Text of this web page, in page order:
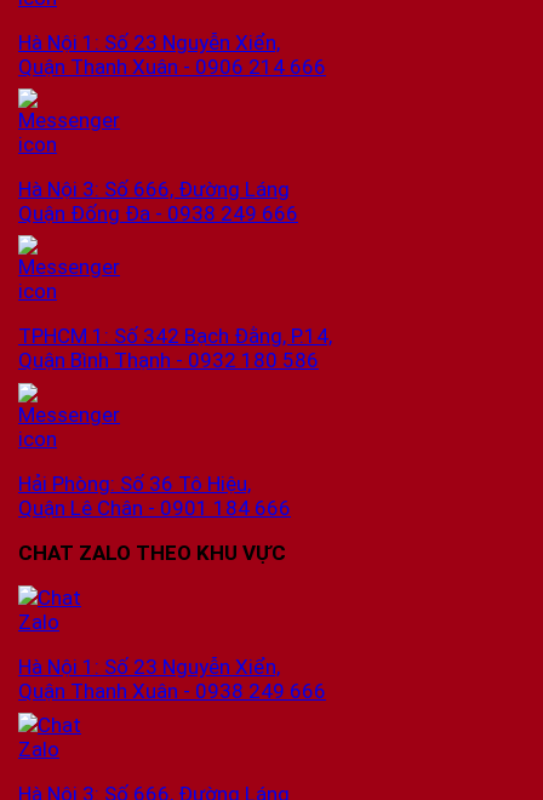
Hà Nội 1: Số 23 Nguyễn Xiển,
Quận Thanh Xuân - 0906 214 666
Hà Nội 3: Số 666, Đường Láng
Quận Đống Đa - 0938 249 666
TPHCM 1: Số 342 Bạch Đằng, P.14,
Quận Bình Thạnh - 0932 180 586
Hải Phòng: Số 36 Tô Hiệu,
Quận Lê Chân - 0901 184 666
CHAT ZALO THEO KHU VỰC
Hà Nội 1: Số 23 Nguyễn Xiển,
Quận Thanh Xuân - 0938 249 666
Hà Nội 3: Số 666, Đường Láng